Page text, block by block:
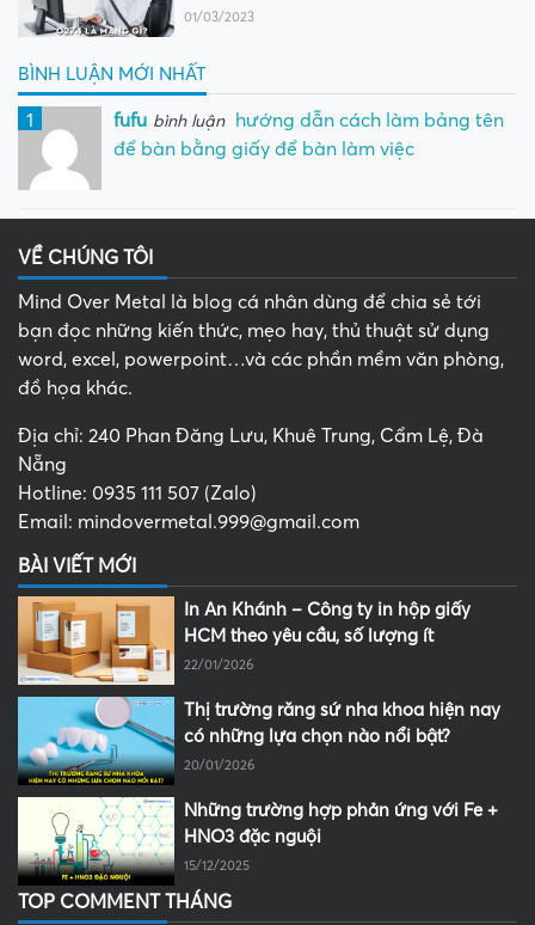
01/03/2023
BÌNH LUẬN MỚI NHẤT
1 fufu bình luận
hướng dẫn cách làm bảng tên
để bàn bằng giấy để bàn làm việc
VỀ CHÚNG TÔI
Mind Over Metal là blog cá nhân dùng để chia sẻ tới
bạn đọc những kiến thức, mẹo hay, thủ thuật sử dụng
word, excel, powerpoint…và các phần mềm văn phòng,
đồ họa khác.
Địa chỉ: 240 Phan Đăng Lưu, Khuê Trung, Cẩm Lệ, Đà
Nẵng
Hotline: 0935 111 507 (Zalo)
Email: mindovermetal.999@gmail.com
BÀI VIẾT MỚI
In An Khánh – Công ty in hộp giấy
HCM theo yêu cầu, số lượng ít
22/01/2026
Thị trường răng sứ nha khoa hiện nay
có những lựa chọn nào nổi bật?
20/01/2026
Những trường hợp phản ứng với Fe +
HNO3 đặc nguội
15/12/2025
TOP COMMENT THÁNG